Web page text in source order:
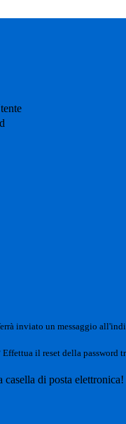
inviato un messaggio
il reset della password
di posta elettronica!